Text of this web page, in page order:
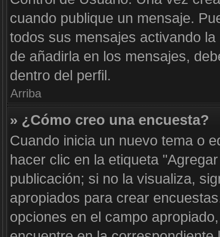
cuando publique un mensaje.
todos sus mensajes activando
de añadirla en los mensajes,
dentro del perfil.
Arriba
» ¿Cómo creo una encuesta?
Cuando inicia un nuevo tema o
hacer clic en la etiqueta
publicación; si no la visualiza,
apropiados para crear
opciones en el campo